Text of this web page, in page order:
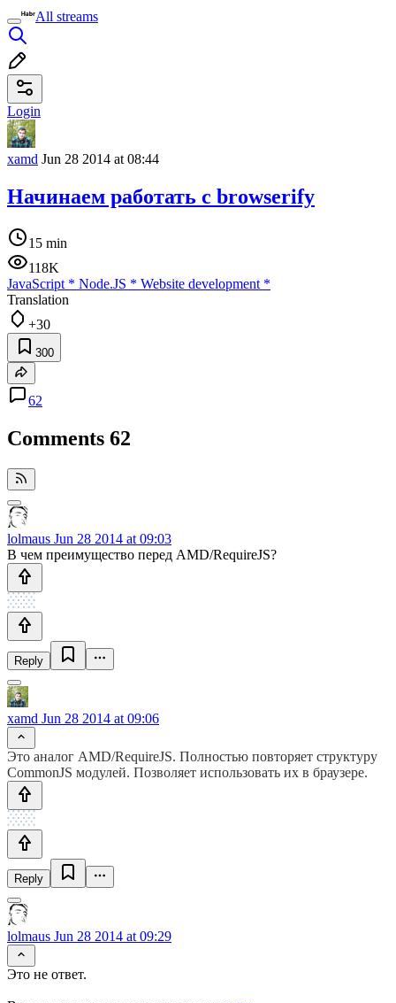
All streams
Login
xamd Jun 28 2014 at 08:44
Начинаем работать с browserify
15 min
118K
JavaScript * Node.JS * Website development *
Translation
+30
300
62
Comments 62
lolmaus Jun 28 2014 at 09:03
В чем преимущество перед AMD/RequireJS?
Reply
xamd Jun 28 2014 at 09:06
Это аналог AMD/RequireJS. Полностью повторяет структуру
CommonJS модулей. Позволяет использовать их в браузере.
Reply
lolmaus Jun 28 2014 at 09:29
Это не ответ.